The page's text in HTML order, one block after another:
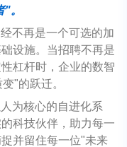
。
不再是一个可选的加
设施。当招聘不再是
杠杆时，企业的数智
"的跃迁。
为核心的自进化系
科技伙伴，助力每一
并留住每一位"未来